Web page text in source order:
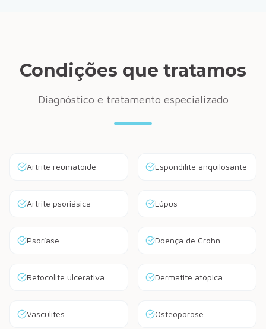
Condições que tratamos
Diagnóstico e tratamento especializado
Artrite reumatoide Espondilite anquilosante
Artrite psoriásica Lúpus
Psoríase Doença de Crohn
Retocolite ulcerativa Dermatite atópica
Vasculites Osteoporose